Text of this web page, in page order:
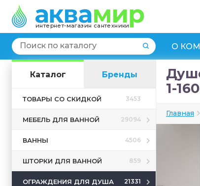
интернет-магазин сантехники
О
Каталог Бренды
ТОВАРЫ СО СКИДКОЙ 3453
МЕБЕЛЬ ДЛЯ ВАННОЙ 29094
ВАННЫ 4506
ШТОРКИ ДЛЯ ВАННОЙ 859
ОГРАЖДЕНИЯ ДЛЯ ДУША 21331
1-
Главная